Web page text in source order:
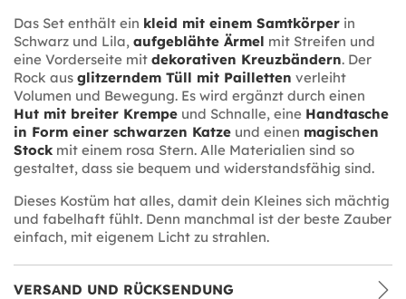
Das Set enthält ein kleid mit einem Samtkörper in
Schwarz und Lila, aufgeblähte Ärmel mit Streifen und
eine Vorderseite mit dekorativen Kreuzbändern. Der
Rock aus glitzerndem Tüll mit Pailletten verleiht
Volumen und Bewegung. Es wird ergänzt durch einen
Hut mit breiter Krempe und Schnalle, eine Handtasche
in Form einer schwarzen Katze und einen magischen
Stock mit einem rosa Stern. Alle Materialien sind so
gestaltet, dass sie bequem und widerstandsfähig sind.
Dieses Kostüm hat alles, damit dein Kleines sich mächtig
und fabelhaft fühlt. Denn manchmal ist der beste Zauber
einfach, mit eigenem Licht zu strahlen.
VERSAND UND RÜCKSENDUNG